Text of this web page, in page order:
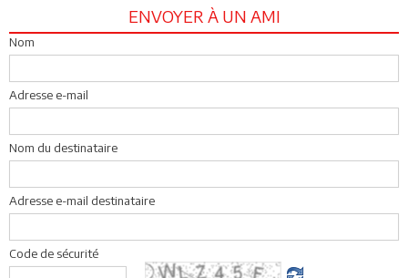
ENVOYER À UN AMI
Nom
Adresse e-mail
Nom du destinataire
Adresse e-mail destinataire
Code de sécurité